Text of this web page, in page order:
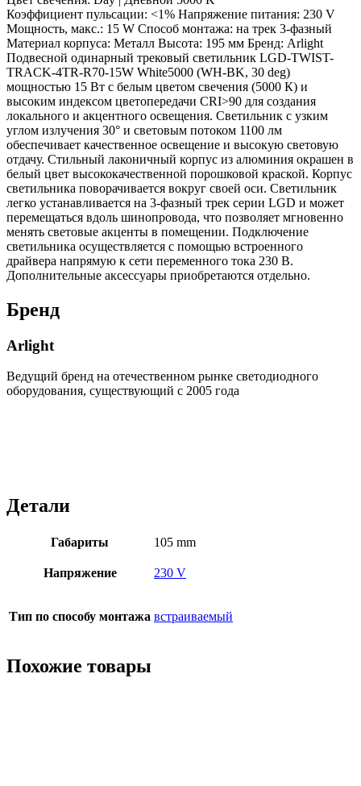
Коэффициент пульсации: <1% Напряжение питания: 230 V
Мощность, макс.: 15 W Способ монтажа: на трек 3-фазный
Материал корпуса: Металл Высота: 195 мм Бренд: Arlight
Подвесной одинарный трековый светильник LGD-TWIST-
TRACK-4TR-R70-15W White5000 (WH-BK, 30 deg)
мощностью 15 Вт с белым цветом свечения (5000 К) и
высоким индексом цветопередачи CRI>90 для создания
локального и акцентного освещения. Светильник с узким
углом излучения 30° и световым потоком 1100 лм
обеспечивает качественное освещение и высокую световую
отдачу. Стильный лаконичный корпус из алюминия окрашен в
белый цвет высококачественной порошковой краской. Корпус
светильника поворачивается вокруг своей оси. Светильник
легко устанавливается на 3-фазный трек серии LGD и может
перемещаться вдоль шинопровода, что позволяет мгновенно
менять световые акценты в помещении. Подключение
светильника осуществляется с помощью встроенного
драйвера напрямую к сети переменного тока 230 В.
Дополнительные аксессуары приобретаются отдельно.
Бренд
Arlight
Ведущий бренд на отечественном рынке светодиодного
оборудования, существующий с 2005 года
Детали
Габариты 105 mm
Напряжение 230 V
Тип по способу монтажа встраиваемый
Похожие товары